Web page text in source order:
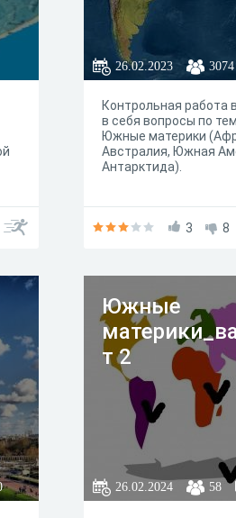
26.02.2023 3074
Контрольная работа
в себя вопросы по
Южные материки
Австралия, Южная
Антарктида).
3 8
Южные
т 2
26.02.2024 58